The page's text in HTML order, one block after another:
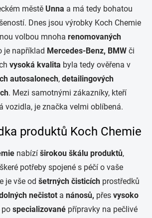
městě Unna a má tedy bohatou
Dnes jsou výrobky Koch Chemie
volbou mnoha renomovaných
je například Mercedes-Benz, BMW či
vysoká kvalita byla tedy ověřena v
autosalonech, detailingových
. Mezi samotnými zákazníky, kteří
vozidla, je značka velmi oblíbená.
produktů Koch Chemie
nabízí širokou škálu produktů,
potřeby spojené s péčí o vaše
je vše od šetrných čisticích prostředků
nečistot a nánosů, přes vysoko
po specializované přípravky na pečlivé